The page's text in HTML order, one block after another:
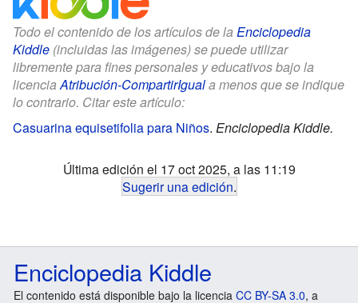
Todo el contenido de los artículos de la Enciclopedia
Kiddle (incluidas las imágenes) se puede utilizar
libremente para fines personales y educativos bajo la
licenciaAtribución-CompartirIguala menos que se indique
lo contrario. Citar este artículo:
Casuarina equisetifolia para Niños. Enciclopedia Kiddle.
Última edición el 17 oct 2025, a las 11:19
Sugerir una edición.
Enciclopedia Kiddle
El contenido está disponible bajo la licencia CC BY-SA 3.0, a